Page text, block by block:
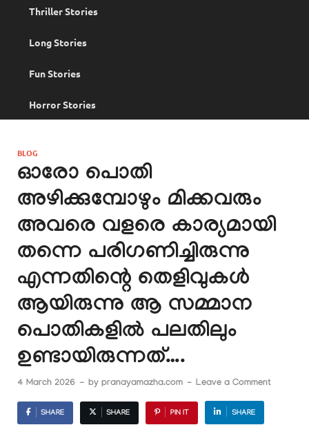
Thriller Stories
Long Stories
Fun Stories
Horror Stories
BLOG
ഓരോ പൊതി
അഴിക്കുമ്പോഴും മിക്കവരും
അവരെ വളരെ കാര്യമായി
തന്നെ പരിഗണിച്ചിരുന്നു
എന്നതിന്റെ തെളിവുകൾ
ആയിരുന്നു ആ സമ്മാന
പൊതികളിൽ പലതിലും
ഉണ്ടായിരുന്നത്….
4 March 2026 - by pranayamazha.com - Leave a Comment
SHARE SHARE PIN IT SHARE